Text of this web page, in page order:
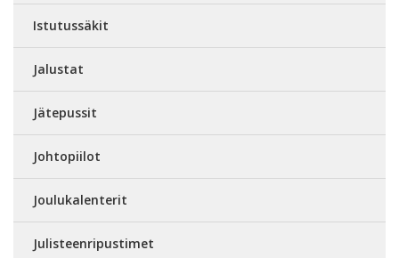
Istutussäkit
Jalustat
Jätepussit
Johtopiilot
Joulukalenterit
Julisteenripustimet